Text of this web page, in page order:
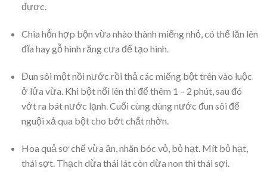
được.
Chia hỗn hợp bộn vừa nhào thành miếng nhỏ, có thể lăn lên
đĩa hay gỗ hình răng cưa để tạo hình.
Đun sôi một nồi nước rồi thả các miếng bột trên vào luộc
ở lửa vừa. Khi bột nổi lên thì để thêm 1 – 2 phút, sau đó
vớt ra bát nước lạnh. Cuối cùng dùng nước đun sôi để
nguội xả qua bột cho bớt chất nhờn.
Hoa quả sơ chế vừa ăn, nhãn bóc vỏ, bỏ hạt. Mít bỏ hạt,
thái sợt. Thạch dừa thái lát còn dừa non thì thái sợi.